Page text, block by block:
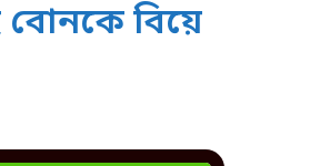
বিয়ে